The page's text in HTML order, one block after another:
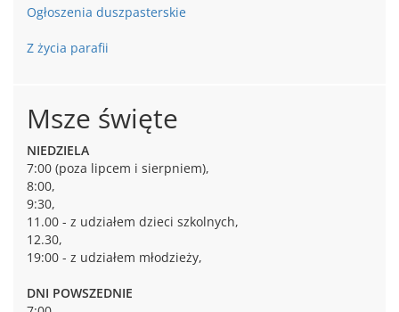
Ogłoszenia duszpasterskie
Z życia parafii
Msze święte
NIEDZIELA
7:00 (poza lipcem i sierpniem),
8:00,
9:30,
11.00 - z udziałem dzieci szkolnych,
12.30,
19:00 - z udziałem młodzieży,
DNI POWSZEDNIE